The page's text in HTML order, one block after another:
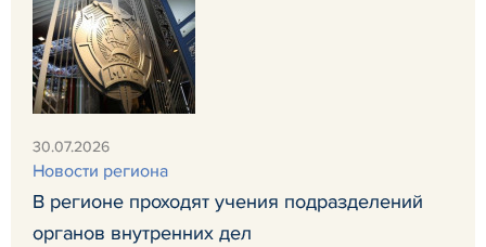
30.07.2026
Новости региона
В регионе проходят учения подразделений
органов внутренних дел